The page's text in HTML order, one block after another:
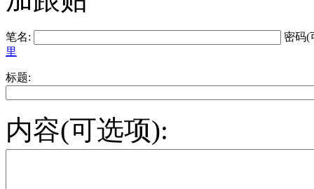
笔名:
密码(
里
标题:
内容(可选项):